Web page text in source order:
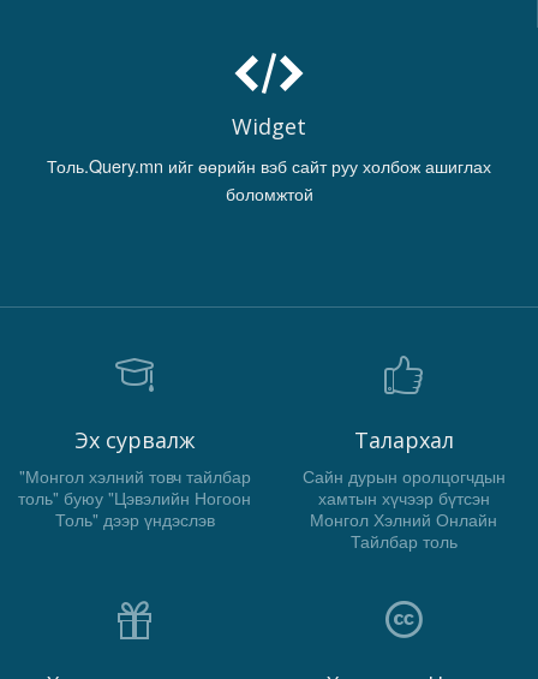
Widget
Толь.Query.mn ийг өөрийн вэб сайт руу холбож ашиглах
боломжтой
Эх сурвалж
"Монгол хэлний товч тайлбар
толь" буюу "Цэвэлийн Ногоон
Толь" дээр үндэслэв
Талархал
Сайн дурын оролцогчдын
хамтын хүчээр бүтсэн
Монгол Хэлний Онлайн
Тайлбар толь